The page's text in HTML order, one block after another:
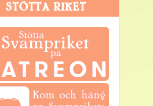
STÖTTA RIKET